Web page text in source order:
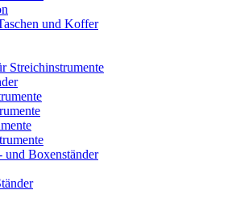
und Koffer
Streichinstrumente
Boxenständer